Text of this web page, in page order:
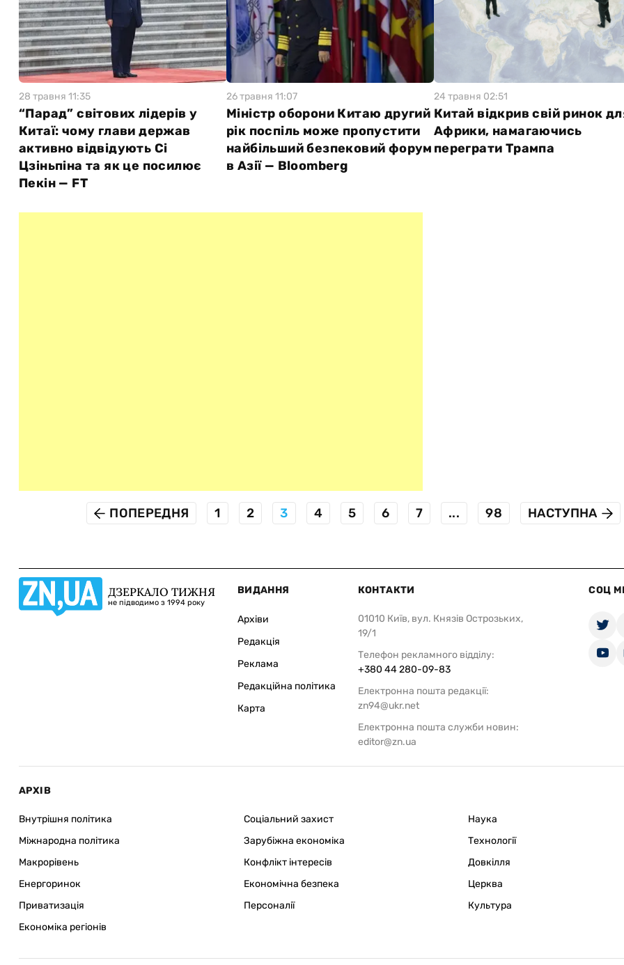
28 травня 11:35
“Парад” світових лідерів у
Китаї: чому глави держав
активно відвідують Сі
Цзіньпіна та як це посилює
Пекін — FT
26 травня 11:07
Міністр оборони Китаю другий
рік поспіль може пропустити
найбільший безпековий форум
в Азії — Bloomberg
24 травня 02:51
Китай відкрив свій ринок
Африки, намагаючись
переграти Трампа
ПОПЕРЕДНЯ 1 2 3 4 5 6 7 ... 98 НАСТУПНА
ДЗЕРКАЛО ТИЖНЯ
не підводимо з 1994 року
ВИДАННЯ
Архіви
Редакція
Реклама
Редакційна політика
Карта
КОНТАКТИ
01010 Київ, вул. Князів Острозьких,
19/1
Телефон рекламного відділу:
+380 44 280-09-83
Електронна пошта редакції:
zn94@ukr.net
Електронна пошта служби новин:
editor@zn.ua
СОЦ
АРХІВ
Внутрішня політика
Міжнародна політика
Макрорівень
Енергоринок
Приватизація
Економіка регіонів
Соціальний захист
Зарубіжна економіка
Конфлікт інтересів
Економічна безпека
Персоналії
Наука
Технології
Довкілля
Церква
Культура